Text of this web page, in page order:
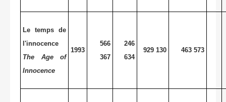
Le temps de
l'innocence
The Age of
Innocence
1993
566
367
246
634
929 130 463 573